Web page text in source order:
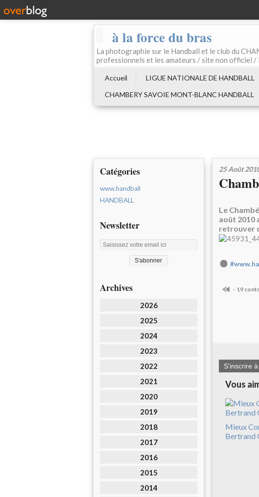
à la force du bras
La photographie sur le Handball et le club du
professionnels et les amateurs / site non officiel
Accueil LIGUE NATIONALE DE HANDBALL
CHAMBERY SAVOIE MONT-BLANC HANDBALL
Catégories
www.handball
HANDBALL
Newsletter
Archives
2026
2025
2024
2023
2022
2021
2020
2019
2018
2017
2016
2015
2014
25 Août
Le
août 2010
retrouver
- 19
S'inscrire
Vous
Mieux
Bertrand